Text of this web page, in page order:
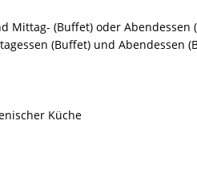
Mittag- (Buffet) oder Abendessen
(Buffet) und Abendessen
Küche